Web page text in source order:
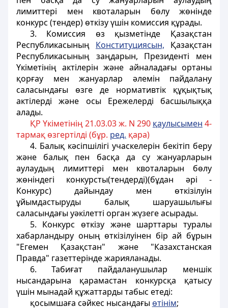
лимиттері мен квоталарын бөлу жөнінде
конкурс (тендер) өткізу үшін комиссия құрады.
3. Комиссия өз қызметінде Қазақстан
Республикасының Конституциясын, Қазақстан
Республикасының заңдарын, Президенті мен
Үкіметінің актілерін және айналадағы ортаны
қорғау мен жануарлар әлемін пайдалану
саласындағы өзге де нормативтік құқықтық
актілерді және осы Ережелерді басшылыққа
алады.
ҚР Үкіметінің 21.03.03 ж. N 290 қаулысымен 4-
тармақ өзгертілді (бұр. ред. қара)
4. Балық кәсіпшілігі учаскелерін бекітіп беру
және балық пен басқа да су жануарларын
аулаудың лимиттері мен квоталарын бөлу
жөніндегі конкурсты(тендерді)(бұдан әрі -
Конкурс) дайындау мен өткізілуін
ұйымдастыруды балық шаруашылығы
саласындағы уәкiлеттi орган жүзеге асырады.
5. Конкурс өткізу және шарттары туралы
хабарландыру оның өткізілуінен бір ай бұрын
"Егемен Қазақстан" және "Казахстанская
Правда" газеттерінде жарияланады.
6. Табиғат пайдаланушылар меншік
нысандарына қарамастан конкурсқа қатысу
үшін мынадай құжаттарды табыс етеді:
қосымшаға сәйкес нысандағы өтінім;